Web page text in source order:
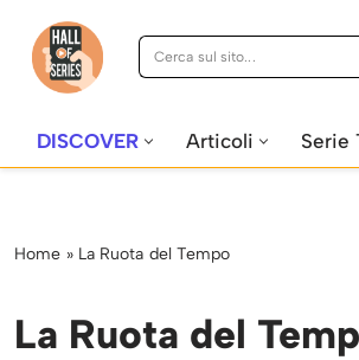
Vai
DISCOVER Articoli Serie
Home » La Ruota del Tempo
La Ruota del